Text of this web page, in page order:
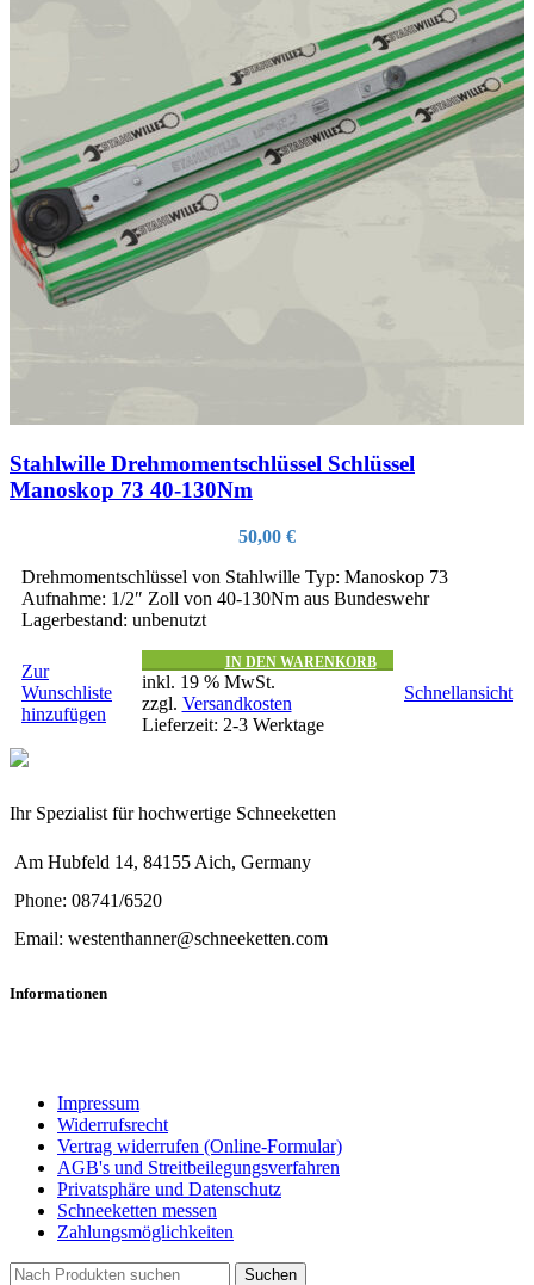
Stahlwille Drehmomentschlüssel Schlüssel
Manoskop 73 40-130Nm
50,00 €
Drehmomentschlüssel von Stahlwille Typ: Manoskop 73
Aufnahme: 1/2″ Zoll von 40-130Nm aus Bundeswehr
Lagerbestand: unbenutzt
Zur
Wunschliste
hinzufügen
IN DEN WARENKORB
inkl. 19 % MwSt.
zzgl. Versandkosten
Lieferzeit: 2-3 Werktage
Schnellansicht
Ihr Spezialist für hochwertige Schneeketten
Am Hubfeld 14, 84155 Aich, Germany
Phone: 08741/6520
Email: westenthanner@schneeketten.com
Informationen
Impressum
Widerrufsrecht
Vertrag widerrufen (Online-Formular)
AGB's und Streitbeilegungsverfahren
Privatsphäre und Datenschutz
Schneeketten messen
Zahlungsmöglichkeiten
Suchen